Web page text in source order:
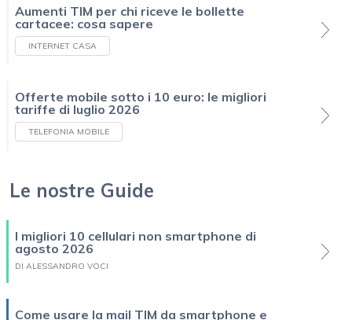
Aumenti TIM per chi riceve le bollette
cartacee: cosa sapere
INTERNET CASA
Offerte mobile sotto i 10 euro: le migliori
tariffe di luglio 2026
TELEFONIA MOBILE
Le nostre Guide
I migliori 10 cellulari non smartphone di
agosto 2026
DI ALESSANDRO VOCI
Come usare la mail TIM da smartphone e